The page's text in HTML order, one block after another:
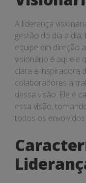
A liderança
gestão do dia a
equipe em direção
visionário é aquele
clara e inspiradora
colaboradores a
dessa visão. Ele é
essa visão,
todos os envolvidos.